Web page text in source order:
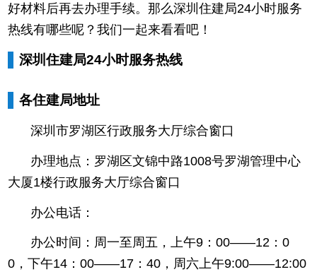
好材料后再去办理手续。那么深圳住建局24小时服务
热线有哪些呢？我们一起来看看吧！
深圳住建局24小时服务热线
各住建局地址
深圳市罗湖区行政服务大厅综合窗口
办理地点：罗湖区文锦中路1008号罗湖管理中心
大厦1楼行政服务大厅综合窗口
办公电话：
办公时间：周一至周五，上午9：00——12：0
0，下午14：00——17：40，周六上午9:00——12:00